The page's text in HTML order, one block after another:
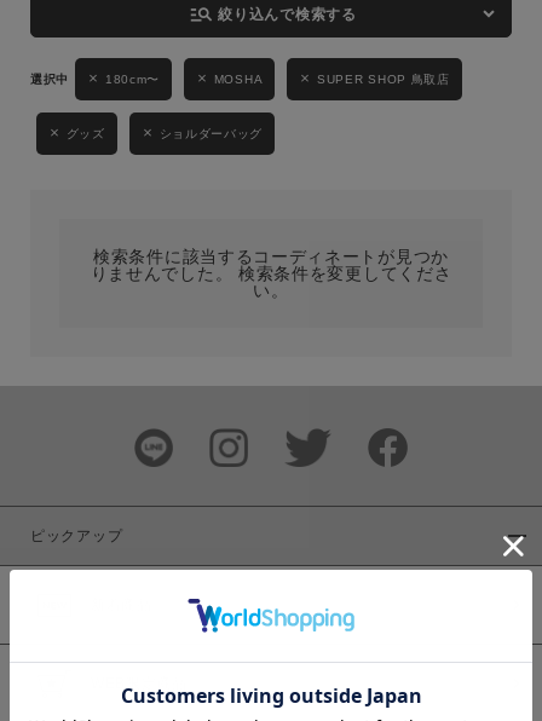
性別
MENS LADIES KIDS
ブランド
manage_search 絞り込んで検索する
180cm〜 MOSHA SUPER SHOP 鳥取店
グッズ ショルダーバッグ
検索条件に該当するコーディネートが見つか
りませんでした。 検索条件を変更してくださ
い。
ピックアップ